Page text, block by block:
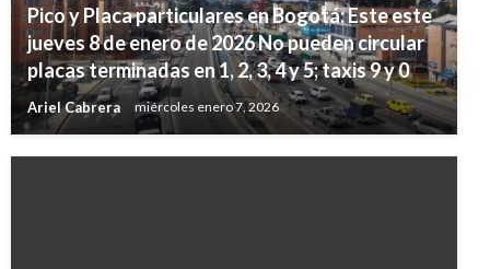
Pico y Placa particulares en Bogotá: Este este
jueves 8 de enero de 2026 No pueden circular
placas terminadas en 1, 2, 3, 4 y 5; taxis 9 y 0
Ariel Cabrera miércoles enero 7, 2026